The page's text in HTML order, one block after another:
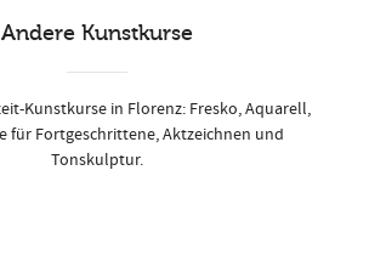
Andere Kunstkurse
Kunstkurse in Florenz: Fresko, Aquarell,
für Fortgeschrittene, Aktzeichnen und
Tonskulptur.